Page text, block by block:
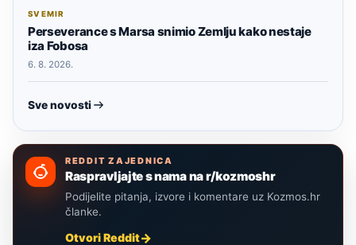
SVEMIR
Perseverance s Marsa snimio Zemlju kako nestaje
iza Fobosa
6. 8. 2026.
Sve novosti
REDDIT ZAJEDNICA
Raspravljajte s nama na r/kozmoshr
Podijelite pitanja, izvore i komentare uz Kozmos.hr
članke.
Otvori Reddit